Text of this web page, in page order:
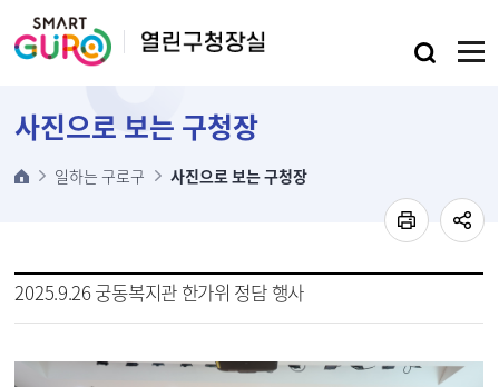
사진으로 보는 구청장
일하는 구로구 사진으로 보는 구청장
2025.9.26 궁동복지관 한가위 정담 행사